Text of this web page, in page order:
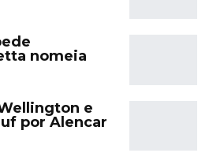
nomeia
e
por Alencar